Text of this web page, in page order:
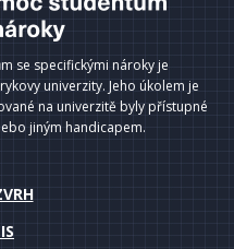
se specifickými nároky je
univerzity. Jeho úkolem je
na univerzitě byly přístupné
jiným handicapem.